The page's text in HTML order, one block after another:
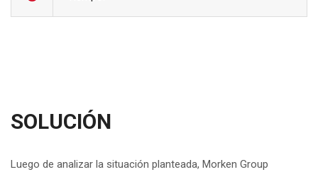
SOLUCIÓN
Luego de analizar la situación planteada, Morken Group